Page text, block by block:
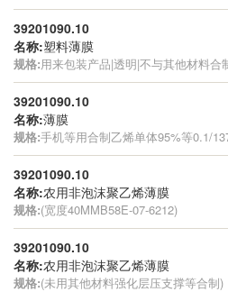
39201090.10
名称:塑料薄膜
规格:用来包装产品|透明|不与其他材料合
39201090.10
名称:薄膜
规格:手机等用合制乙烯单体95%等0.1/
39201090.10
名称:农用非泡沫聚乙烯薄膜
规格:(宽度40MMB58E-07-6212)
39201090.10
名称:农用非泡沫聚乙烯薄膜
规格:(未用其他材料强化层压支撑等合制)